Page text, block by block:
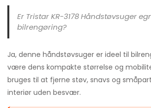
Er Tristar KR-3178 Håndstøvsuger
bilrengøring?
Ja, denne håndstøvsuger er ideel til
være dens kompakte størrelse og
bruges til at fjerne støv, snavs og
interiør uden besvær.